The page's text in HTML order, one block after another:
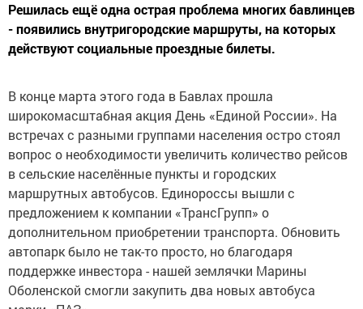
Решилась ещё одна острая проблема многих бавлинцев
- появились внутригородские маршруты, на которых
действуют социальные проездные билеты.
В конце марта этого года в Бавлах прошла
широкомасштабная акция День «Единой России». На
встречах с разными группами населения остро стоял
вопрос о необходимости увеличить количество рейсов
в сельские населённые пункты и городских
маршрутных автобусов. Единороссы вышли с
предложением к компании «ТрансГрупп» о
дополнительном приобретении транспорта. Обновить
автопарк было не так-то просто, но благодаря
поддержке инвестора - нашей землячки Марины
Оболенской смогли закупить два новых автобуса